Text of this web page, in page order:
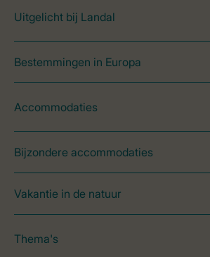
Uitgelicht bij Landal
Bestemmingen in Europa
Accommodaties
Bijzondere accommodaties
Vakantie in de natuur
Thema's